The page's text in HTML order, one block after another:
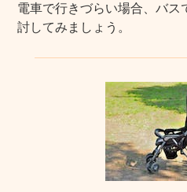
電車で行きづらい場合、バス
討してみましょう。